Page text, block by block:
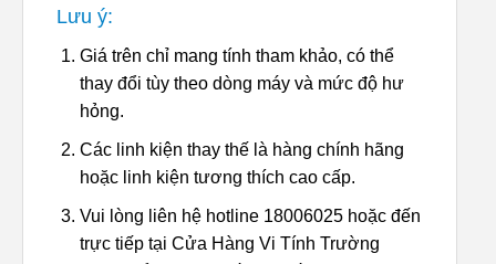
Lưu ý:
Giá trên chỉ mang tính tham khảo, có thể
thay đổi tùy theo dòng máy và mức độ hư
hỏng.
Các linh kiện thay thế là hàng chính hãng
hoặc linh kiện tương thích cao cấp.
Vui lòng liên hệ hotline 18006025 hoặc đến
trực tiếp tại Cửa Hàng Vi Tính Trường